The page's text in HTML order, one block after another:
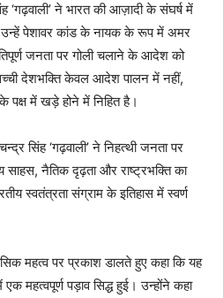
‘गढ़वाली’ ने भारत की आज़ादी के संघर्ष में
उन्हें पेशावर कांड के नायक के रूप में अमर
जनता पर गोली चलाने के आदेश को
देशभक्ति केवल आदेश पालन में नहीं,
पक्ष में खड़े होने में निहित है।
सिंह ‘गढ़वाली’ ने निहत्थी जनता पर
साहस, नैतिक दृढ़ता और राष्ट्रभक्ति का
स्वतंत्रता संग्राम के इतिहास में स्वर्ण
महत्व पर प्रकाश डालते हुए कहा कि यह
महत्वपूर्ण पड़ाव सिद्ध हुई। उन्होंने कहा